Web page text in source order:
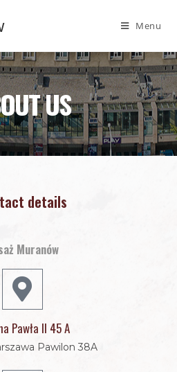
Menu
US
details
Muranów
Pawła II 45 A
Pawilon 38A